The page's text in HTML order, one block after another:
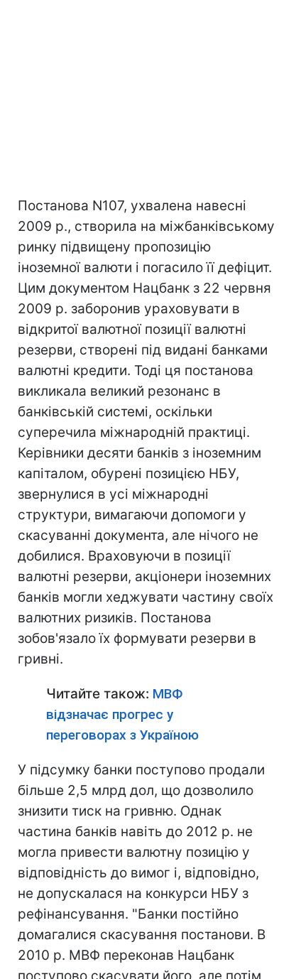
Постанова N107, ухвалена навесні
2009 р., створила на міжбанківському
ринку підвищену пропозицію
іноземної валюти і погасило її дефіцит.
Цим документом Нацбанк з 22 червня
2009 р. заборонив ураховувати в
відкритої валютної позиції валютні
резерви, створені під видані банками
валютні кредити. Тоді ця постанова
викликала великий резонанс в
банківській системі, оскільки
суперечила міжнародній практиці.
Керівники десяти банків з іноземним
капіталом, обурені позицією НБУ,
звернулися в усі міжнародні
структури, вимагаючи допомоги у
скасуванні документа, але нічого не
добилися. Враховуючи в позиції
валютні резерви, акціонери іноземних
банків могли хеджувати частину своїх
валютних ризиків. Постанова
зобов'язало їх формувати резерви в
гривні.
Читайте також: МВФ
відзначає прогрес у
переговорах з Україною
У підсумку банки поступово продали
більше 2,5 млрд дол, що дозволило
знизити тиск на гривню. Однак
частина банків навіть до 2012 р. не
могла привести валютну позицію у
відповідність до вимог і, відповідно,
не допускалася на конкурси НБУ з
рефінансування. "Банки постійно
домагалися скасування постанови. В
2010 р. МВФ переконав Нацбанк